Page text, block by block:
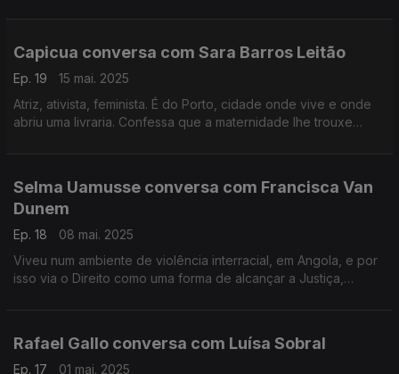
Capicua conversa com Sara Barros Leitão
Ep. 19
15 mai. 2025
Atriz, ativista, feminista. É do Porto, cidade onde vive e onde
abriu uma livraria. Confessa que a maternidade lhe trouxe
Selma Uamusse conversa com Francisca Van
Dunem
Ep. 18
08 mai. 2025
Viveu num ambiente de violência interracial, em Angola, e por
isso via o Direito como uma forma de alcançar a Justiça,
Rafael Gallo conversa com Luísa Sobral
Ep. 17 01 mai. 2025